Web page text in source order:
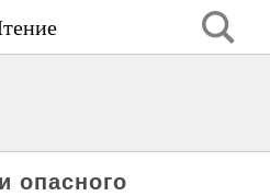
опасного